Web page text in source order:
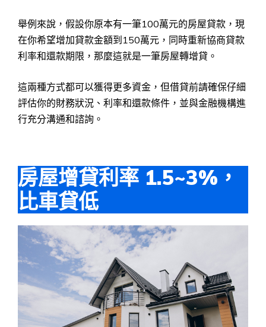
舉例來說，假設你原本有一筆100萬元的房屋貸款，現
在你希望增加貸款金額到150萬元，同時重新協商貸款
利率和還款期限，那麼這就是一筆房屋轉增貸。
這兩種方式都可以獲得更多資金，但借貸前請確保仔細
評估你的財務狀況、利率和還款條件，並與金融機構進
行充分溝通和諮詢。
房屋增貸利率 1.5~3%，
比車貸低